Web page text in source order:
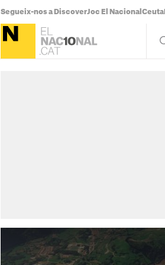
Segueix-nos a DiscoverJoc El Nacional Ceuta